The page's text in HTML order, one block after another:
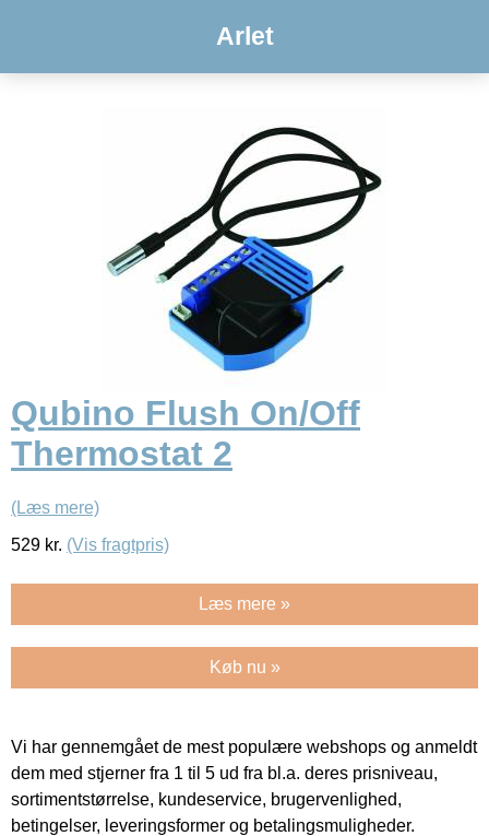
Arlet
Qubino Flush On/Off
Thermostat 2
(Læs mere)
529 kr. (Vis fragtpris)
Læs mere »
Køb nu »
Vi har gennemgået de mest populære webshops og anmeldt
dem med stjerner fra 1 til 5 ud fra bl.a. deres prisniveau,
sortimentstørrelse, kundeservice, brugervenlighed,
betingelser, leveringsformer og betalingsmuligheder.